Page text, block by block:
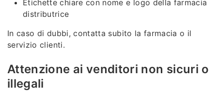
Etichette chiare con nome e logo della farmacia
distributrice
In caso di dubbi, contatta subito la farmacia o il
servizio clienti.
Attenzione ai venditori non sicuri o
illegali